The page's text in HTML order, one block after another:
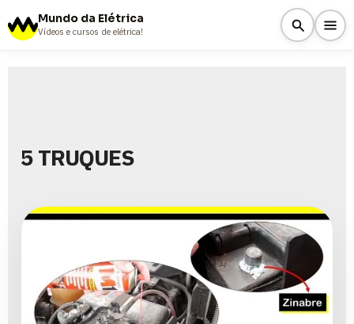
Mundo da Elétrica
Vídeos e cursos de elétrica!
5 TRUQUES